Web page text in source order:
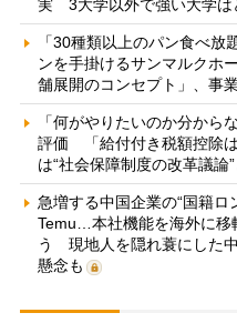
実 3大学以外で強い大学は
「30種類以上のパン食べ放
ンを手掛けるサンマルク
舗展開のコンセプト」、事
「何がやりたいのか分から
評価 「給付付き税額控除
は“社会保障制度の改革議論
急増する中国企業の“国籍ロ
Temu…本社機能を海外に移
う 現地人を隠れ蓑にした
懸念も